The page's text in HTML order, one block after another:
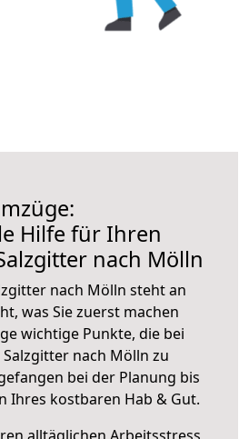
Hilfe für Ihren
nach Mölln
nach Mölln steht an
was Sie zuerst machen
wichtige Punkte, die bei
nach Mölln zu
bei der Planung bis
Ihres kostbaren Hab & Gut.